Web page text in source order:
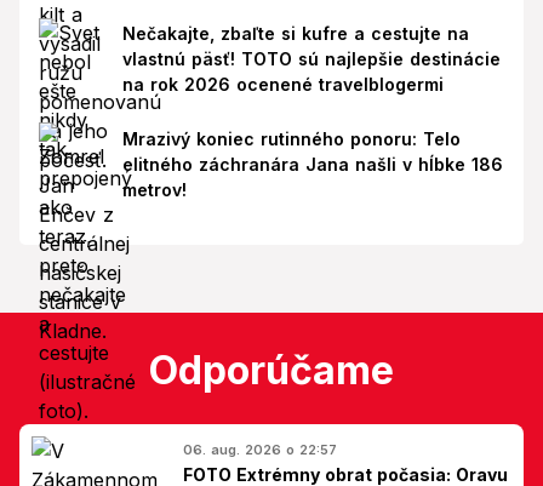
Nečakajte, zbaľte si kufre a cestujte na
vlastnú päsť! TOTO sú najlepšie destinácie
na rok 2026 ocenené travelblogermi
Mrazivý koniec rutinného ponoru: Telo
elitného záchranára Jana našli v hĺbke 186
metrov!
Odporúčame
06. aug. 2026 o 22:57
FOTO Extrémny obrat počasia: Oravu